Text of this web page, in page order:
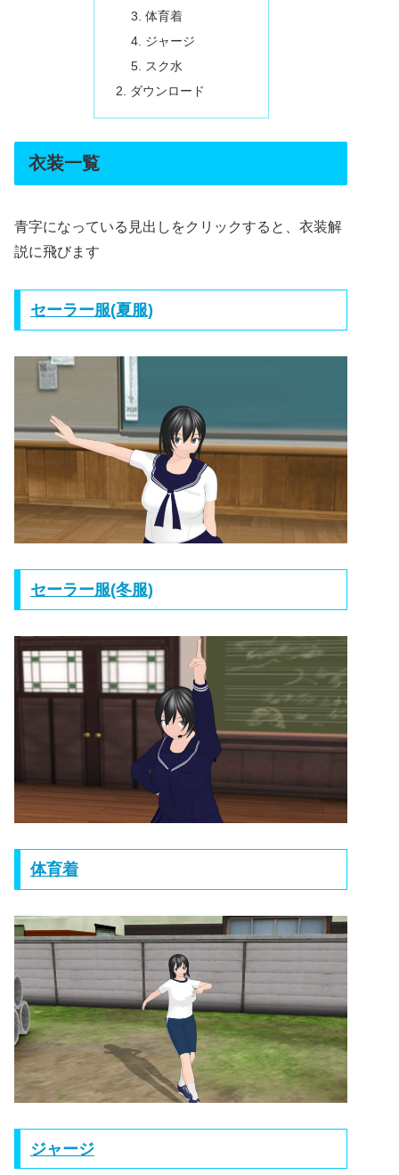
体育着
ジャージ
スク水
ダウンロード
衣装一覧
青字になっている見出しをクリックすると、衣装解
説に飛びます
セーラー服(夏服)
セーラー服(冬服)
体育着
ジャージ